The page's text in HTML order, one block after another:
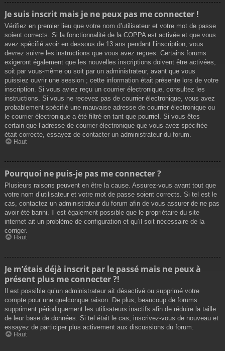
Je suis inscrit mais je ne peux pas me connecter !
Vérifiez en premier lieu que votre nom d’utilisateur et votre mot de passe
soient corrects. Si la fonctionnalité de la COPPA est activée et que vous
avez spécifié avoir en dessous de 13 ans pendant l’inscription, vous
devrez suivre les instructions que vous avez reçues. Certains forums
exigeront également que les nouvelles inscriptions doivent être activées,
soit par vous-même ou soit par un administrateur, avant que vous
puissiez ouvrir une session ; cette information était présente lors de votre
inscription. Si vous aviez reçu un courrier électronique, consultez les
instructions. Si vous ne recevez pas de courrier électronique, vous avez
probablement spécifié une mauvaise adresse de courrier électronique ou
le courrier électronique a été filtré en tant que pourriel. Si vous êtes
certain que l’adresse de courrier électronique que vous avez spécifiée
était correcte, essayez de contacter un administrateur du forum.
Haut
Pourquoi ne puis-je pas me connecter ?
Plusieurs raisons peuvent en être la cause. Assurez-vous avant tout que
votre nom d’utilisateur et votre mot de passe soient corrects. Si tel est le
cas, contactez un administrateur du forum afin de vous assurer de ne pas
avoir été banni. Il est également possible que le propriétaire du site
internet ait un problème de configuration et qu’il soit nécessaire de la
corriger.
Haut
Je m’étais déjà inscrit par le passé mais ne peux à
présent plus me connecter ?!
Il est possible qu’un administrateur ait désactivé ou supprimé votre
compte pour une quelconque raison. De plus, beaucoup de forums
suppriment périodiquement les utilisateurs inactifs afin de réduire la taille
de leur base de données. Si tel était le cas, inscrivez-vous de nouveau et
essayez de participer plus activement aux discussions du forum.
Haut